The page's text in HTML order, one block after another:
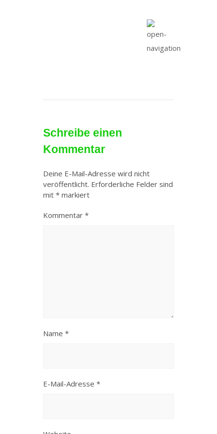
Schreibe einen
Kommentar
Deine E-Mail-Adresse wird nicht
veröffentlicht. Erforderliche Felder sind
mit * markiert
Kommentar *
Name *
E-Mail-Adresse *